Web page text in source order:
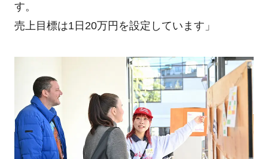
す。
売上目標は1日20万円を設定しています」